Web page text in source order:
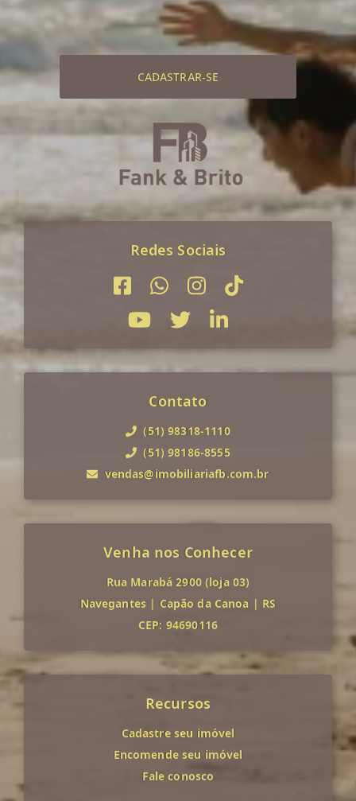
CADASTRAR-SE
Redes Sociais
Contato
(51) 98318-1110
(51) 98186-8555
vendas@imobiliariafb.com.br
Venha nos Conhecer
Rua Marabá 2900 (loja 03)
Navegantes | Capão da Canoa | RS
CEP: 94690116
Recursos
Cadastre seu imóvel
Encomende seu imóvel
Fale conosco